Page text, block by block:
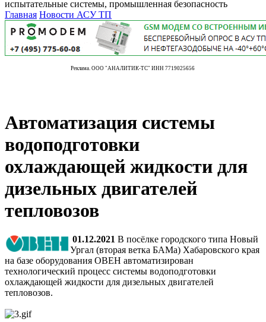
испытательные системы, промышленная безопасность
Главная Новости АСУ ТП
Реклама. ООО "АНАЛИТИК-ТС" ИНН 7719025656
Автоматизация системы
водоподготовки
охлаждающей жидкости для
дизельных двигателей
тепловозов
01.12.2021 В посёлке городского типа Новый
Ургал (вторая ветка БАМа) Хабаровского края
на базе оборудования ОВЕН автоматизирован
технологический процесс системы водоподготовки
охлаждающей жидкости для дизельных двигателей
тепловозов.